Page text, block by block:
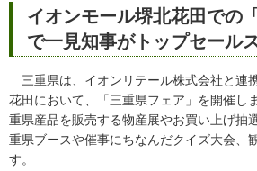
イオンモール堺北花田での
で一見知事がトップセール
三重県は、イオンリテール株式会社と連
花田において、「三重県フェア」を開催し
重県産品を販売する物産展やお買い上げ抽
重県ブースや催事にちなんだクイズ大会、
す。